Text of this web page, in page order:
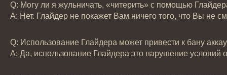
Q: Могу ли я жульничать, «читерить» с помощью
А: Нет. Глайдер не покажет Вам ничего того, что Вы не
Q: Использование Глайдера может привести к бану
А: Да, использование Глайдера это нарушение условий